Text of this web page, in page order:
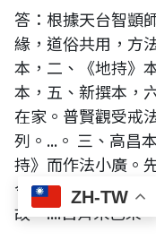
ZH-TW
答：根據天台智顗
緣，道俗共用，方
本，二、《地持》
本，五、新撰本，
在家。普賢觀受戒
列。...。 三、高昌
持》而作法小廣。
今從大德乞受菩薩
故。....自齊宋已來